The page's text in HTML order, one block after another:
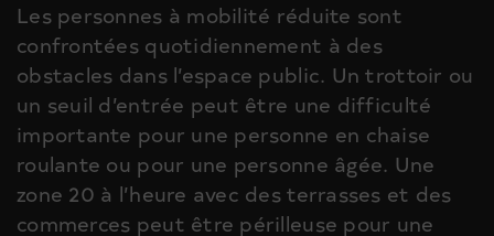
Les personnes à mobilité réduite sont
confrontées quotidiennement à des
obstacles dans l’espace public. Un trottoir ou
un seuil d’entrée peut être une difficulté
importante pour une personne en chaise
roulante ou pour une personne âgée. Une
zone 20 à l’heure avec des terrasses et des
commerces peut être périlleuse pour une